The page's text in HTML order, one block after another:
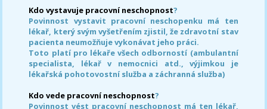
Kdo vystavuje pracovní neschopnost?
Povinnost vystavit pracovní neschopenku má ten
lékař, který svým vyšetřením zjistil, že zdravotní stav
pacienta neumožňuje vykonávat jeho práci.
Toto platí pro lékaře všech odborností (ambulantní
specialista, lékař v nemocnici atd., výjimkou je
lékařská pohotovostní služba a záchranná služba)
Kdo vede pracovní neschopnost?
Povinnost vést pracovní neschopnost má ten lékař,